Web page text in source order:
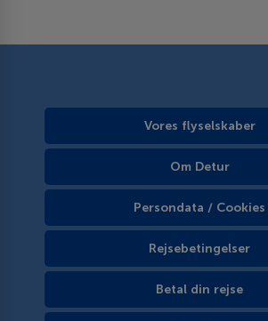
Vores flyselskaber
Om Detur
Persondata / Cookies
Rejsebetingelser
Betal din rejse